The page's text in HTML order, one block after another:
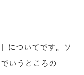
についてです。ソ
いうところの